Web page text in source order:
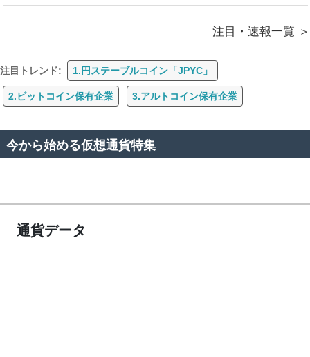
注目・速報一覧
注目トレンド: 1.円ステーブルコイン「JPYC」
2.ビットコイン保有企業 3.アルトコイン保有企業
今から始める仮想通貨特集
通貨データ